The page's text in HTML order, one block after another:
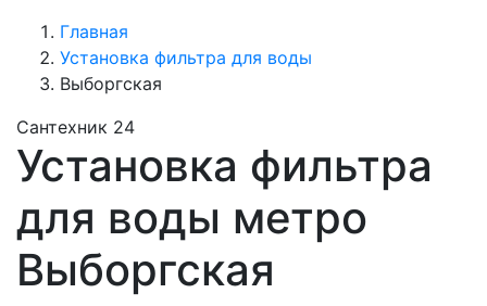
Главная
Установка фильтра для воды
Выборгская
Сантехник 24
Установка фильтра
для воды метро
Выборгская